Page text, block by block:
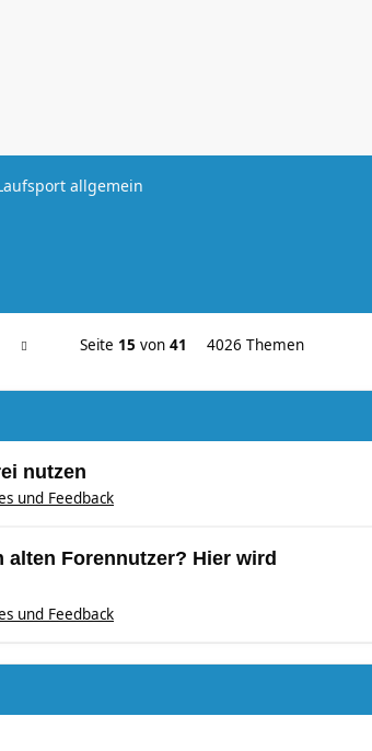
allgemein
Seite 15 von 41 4026 Themen
nutzen
und Feedback
Forennutzer? Hier wird
und Feedback